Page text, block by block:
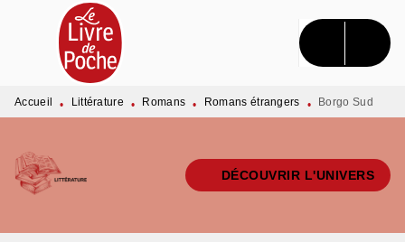
MENU RECHERCHE CONTENU
PIED DE PAGE
Accueil • Littérature • Romans • Romans étrangers • Borgo Sud
DÉCOUVRIR L'UNIVERS